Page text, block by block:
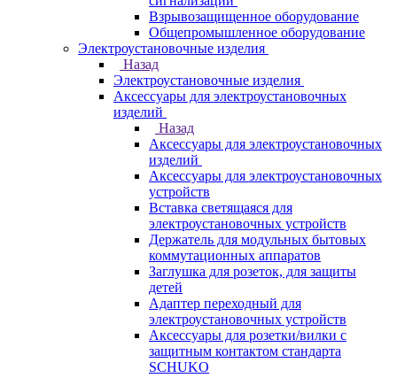
Взрывозащищенное оборудование
Общепромышленное оборудование
Электроустановочные изделия
Назад
Электроустановочные изделия
Аксессуары для электроустановочных
изделий
Назад
Аксессуары для электроустановочных
изделий
Аксессуары для электроустановочных
устройств
Вставка светящаяся для
электроустановочных устройств
Держатель для модульных бытовых
коммутационных аппаратов
Заглушка для розеток, для защиты
детей
Адаптер переходный для
электроустановочных устройств
Аксессуары для розетки/вилки с
защитным контактом стандарта
SCHUKO